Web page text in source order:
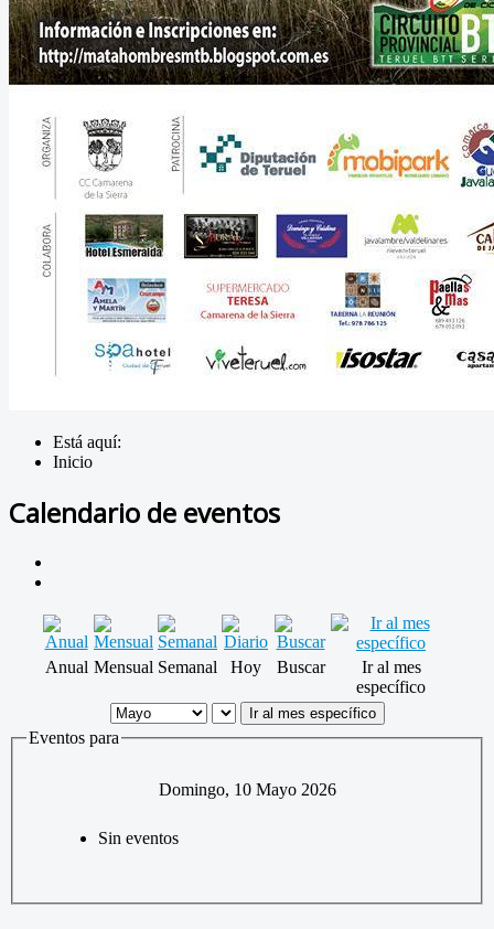
Está aquí:
Inicio
Calendario de eventos
Anual Mensual Semanal Hoy Buscar
Ir al mes
específico
Ir al mes específico
Eventos para
Domingo, 10 Mayo 2026
Sin eventos